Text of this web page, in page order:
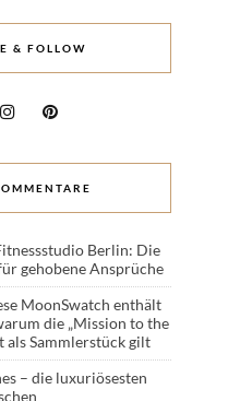
& FOLLOW
Berlin: Die
gehobene Ansprüche
MoonSwatch enthält
die „Mission to the
als Sammlerstück gilt
– die luxuriösesten